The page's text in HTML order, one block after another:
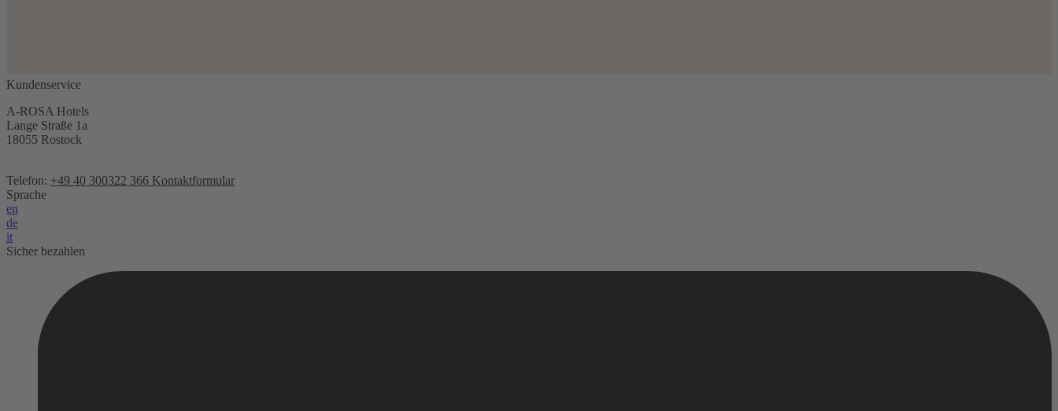
Kundenservice
A-ROSA Hotels
Lange Straße 1a
18055 Rostock
Telefon: +49 40 300322 366 Kontaktformular
Sprache
en
de
it
Sicher bezahlen